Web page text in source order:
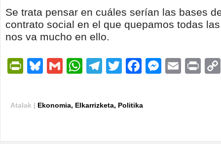
Se trata pensar en cuáles serían las bases
contrato social en el que quepamos todas
nos va mucho en ello.
PrintFriendly
Bluesky
GmailWhatsApp
Telegram
TwitterFacebook
Email
Atalak | Ekonomia, Elkarrizketa, Politika